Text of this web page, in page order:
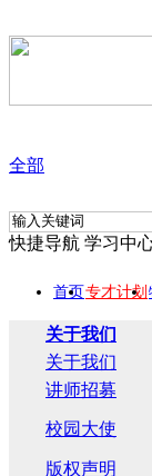
全部
快捷导航 学习中
首页专才计划
关于我们
关于我们
讲师招募
校园大使
版权声明